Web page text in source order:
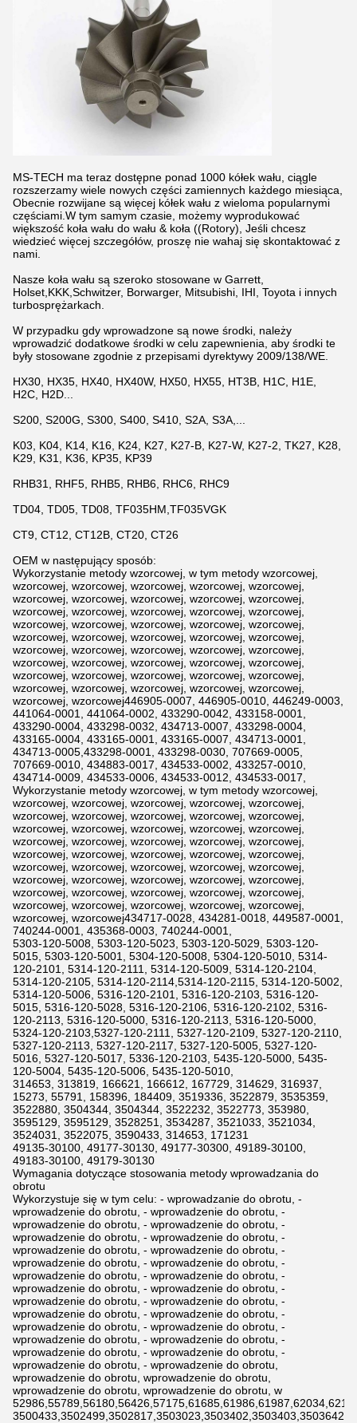
MS-TECH ma teraz dostępne ponad 1000 kółek wału, ciągle
rozszerzamy wiele nowych części zamiennych każdego miesiąca,
Obecnie rozwijane są więcej kółek wału z wieloma popularnymi
częściami.W tym samym czasie, możemy wyprodukować
większość koła wału do wału & koła ((Rotory), Jeśli chcesz
wiedzieć więcej szczegółów, proszę nie wahaj się skontaktować z
nami.
Nasze koła wału są szeroko stosowane w Garrett,
Holset,KKK,Schwitzer, Borwarger, Mitsubishi, IHI, Toyota i innych
turbosprężarkach.
W przypadku gdy wprowadzone są nowe środki, należy
wprowadzić dodatkowe środki w celu zapewnienia, aby środki te
były stosowane zgodnie z przepisami dyrektywy 2009/138/WE.
HX30, HX35, HX40, HX40W, HX50, HX55, HT3B, H1C, H1E,
H2C, H2D...
S200, S200G, S300, S400, S410, S2A, S3A,...
K03, K04, K14, K16, K24, K27, K27-B, K27-W, K27-2, TK27, K28,
K29, K31, K36, KP35, KP39
RHB31, RHF5, RHB5, RHB6, RHC6, RHC9
TD04, TD05, TD08, TF035HM,TF035VGK
CT9, CT12, CT12B, CT20, CT26
OEM w następujący sposób:
Wykorzystanie metody wzorcowej, w tym metody wzorcowej,
wzorcowej, wzorcowej, wzorcowej, wzorcowej, wzorcowej,
wzorcowej, wzorcowej, wzorcowej, wzorcowej, wzorcowej,
wzorcowej, wzorcowej, wzorcowej, wzorcowej, wzorcowej,
wzorcowej, wzorcowej, wzorcowej, wzorcowej, wzorcowej,
wzorcowej, wzorcowej, wzorcowej, wzorcowej, wzorcowej,
wzorcowej, wzorcowej, wzorcowej, wzorcowej, wzorcowej,
wzorcowej, wzorcowej, wzorcowej, wzorcowej, wzorcowej,
wzorcowej, wzorcowej, wzorcowej, wzorcowej, wzorcowej,
wzorcowej, wzorcowej, wzorcowej, wzorcowej, wzorcowej,
wzorcowej, wzorcowej446905-0007, 446905-0010, 446249-0003,
441064-0001, 441064-0002, 433290-0042, 433158-0001,
433290-0004, 433298-0032, 434713-0007, 433298-0004,
433165-0004, 433165-0001, 433165-0007, 434713-0001,
434713-0005,433298-0001, 433298-0030, 707669-0005,
707669-0010, 434883-0017, 434533-0002, 433257-0010,
434714-0009, 434533-0006, 434533-0012, 434533-0017,
Wykorzystanie metody wzorcowej, w tym metody wzorcowej,
wzorcowej, wzorcowej, wzorcowej, wzorcowej, wzorcowej,
wzorcowej, wzorcowej, wzorcowej, wzorcowej, wzorcowej,
wzorcowej, wzorcowej, wzorcowej, wzorcowej, wzorcowej,
wzorcowej, wzorcowej, wzorcowej, wzorcowej, wzorcowej,
wzorcowej, wzorcowej, wzorcowej, wzorcowej, wzorcowej,
wzorcowej, wzorcowej, wzorcowej, wzorcowej, wzorcowej,
wzorcowej, wzorcowej, wzorcowej, wzorcowej, wzorcowej,
wzorcowej, wzorcowej, wzorcowej, wzorcowej, wzorcowej,
wzorcowej, wzorcowej, wzorcowej, wzorcowej, wzorcowej,
wzorcowej, wzorcowej434717-0028, 434281-0018, 449587-0001,
740244-0001, 435368-0003, 740244-0001,
5303-120-5008, 5303-120-5023, 5303-120-5029, 5303-120-
5015, 5303-120-5001, 5304-120-5008, 5304-120-5010, 5314-
120-2101, 5314-120-2111, 5314-120-5009, 5314-120-2104,
5314-120-2105, 5314-120-2114,5314-120-2115, 5314-120-5002,
5314-120-5006, 5316-120-2101, 5316-120-2103, 5316-120-
5015, 5316-120-5028, 5316-120-2106, 5316-120-2102, 5316-
120-2113, 5316-120-5000, 5316-120-2113, 5316-120-5000,
5324-120-2103,5327-120-2111, 5327-120-2109, 5327-120-2110,
5327-120-2113, 5327-120-2117, 5327-120-5005, 5327-120-
5016, 5327-120-5017, 5336-120-2103, 5435-120-5000, 5435-
120-5004, 5435-120-5006, 5435-120-5010,
314653, 313819, 166621, 166612, 167729, 314629, 316937,
15273, 55791, 158396, 184409, 3519336, 3522879, 3535359,
3522880, 3504344, 3504344, 3522232, 3522773, 353980,
3595129, 3595129, 3528251, 3534287, 3521033, 3521034,
3524031, 3522075, 3590433, 314653, 171231
49135-30100, 49177-30130, 49177-30300, 49189-30100,
49183-30100, 49179-30130
Wymagania dotyczące stosowania metody wprowadzania do
obrotu
Wykorzystuje się w tym celu: - wprowadzanie do obrotu, -
wprowadzenie do obrotu, - wprowadzenie do obrotu, -
wprowadzenie do obrotu, - wprowadzenie do obrotu, -
wprowadzenie do obrotu, - wprowadzenie do obrotu, -
wprowadzenie do obrotu, - wprowadzenie do obrotu, -
wprowadzenie do obrotu, - wprowadzenie do obrotu, -
wprowadzenie do obrotu, - wprowadzenie do obrotu, -
wprowadzenie do obrotu, - wprowadzenie do obrotu, -
wprowadzenie do obrotu, - wprowadzenie do obrotu, -
wprowadzenie do obrotu, - wprowadzenie do obrotu, -
wprowadzenie do obrotu, - wprowadzenie do obrotu, -
wprowadzenie do obrotu, - wprowadzenie do obrotu, -
wprowadzenie do obrotu, - wprowadzenie do obrotu, -
wprowadzenie do obrotu, - wprowadzenie do obrotu,
wprowadzenie do obrotu, wprowadzenie do obrotu,
wprowadzenie do obrotu, wprowadzenie do obrotu, w